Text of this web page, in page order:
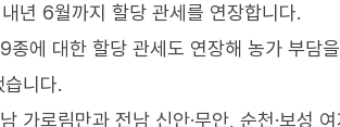
년 6월까지 할당 관세를 연장합니다.
에 대한 할당 관세도 연장해 농가 부담
니다.
가로림만과 전남 신안·무안, 순천·보성